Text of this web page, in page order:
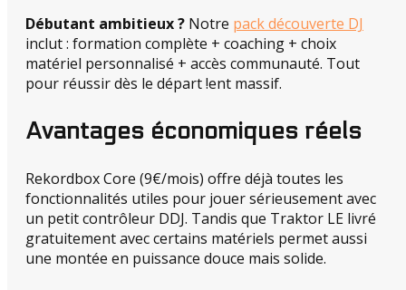
Débutant ambitieux ? Notre pack découverte DJ
inclut : formation complète + coaching + choix
matériel personnalisé + accès communauté. Tout
pour réussir dès le départ !ent massif.
Avantages économiques réels
Rekordbox Core (9€/mois) offre déjà toutes les
fonctionnalités utiles pour jouer sérieusement avec
un petit contrôleur DDJ. Tandis que Traktor LE livré
gratuitement avec certains matériels permet aussi
une montée en puissance douce mais solide.